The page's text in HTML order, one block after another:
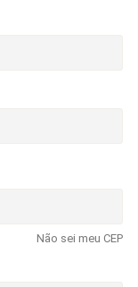
Não sei meu CEP